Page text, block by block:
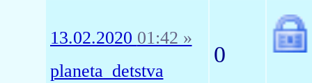
13.02.2020 01:42 »
planeta_detstva
0